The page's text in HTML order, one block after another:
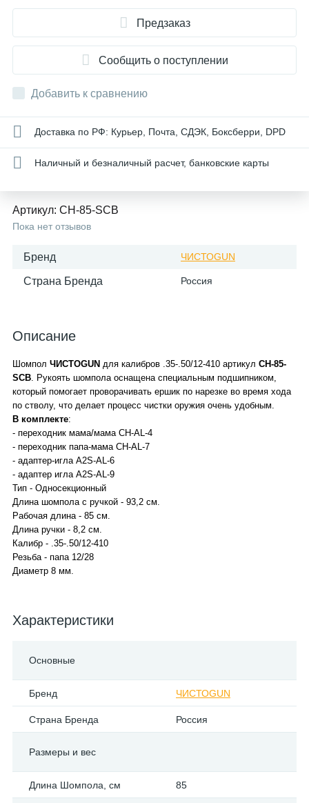
Предзаказ
Сообщить о поступлении
Добавить к сравнению
Доставка по РФ: Курьер, Почта, СДЭК, Боксберри, DPD
Наличный и безналичный расчет, банковские карты
Артикул: CH-85-SCB
Пока нет отзывов
Бренд ЧИСТОGUN
Страна Бренда Россия
Описание
Шомпол ЧИСТОGUN для калибров .35-.50/12-410 артикул CH-85-
SCB. Рукоять шомпола оснащена специальным подшипником,
который помогает проворачивать ершик по нарезке во время хода
по стволу, что делает процесс чистки оружия очень удобным.
В комплекте:
- переходник мама/мама CH-AL-4
- переходник папа-мама CH-AL-7
- адаптер-игла A2S-AL-6
- адаптер игла A2S-AL-9
Тип - Односекционный
Длина шомпола с ручкой - 93,2 см.
Рабочая длина - 85 см.
Длина ручки - 8,2 см.
Калибр - .35-.50/12-410
Резьба - папа 12/28
Диаметр 8 мм.
Характеристики
Основные
Бренд ЧИСТОGUN
Страна Бренда Россия
Размеры и вес
Длина Шомпола, см 85